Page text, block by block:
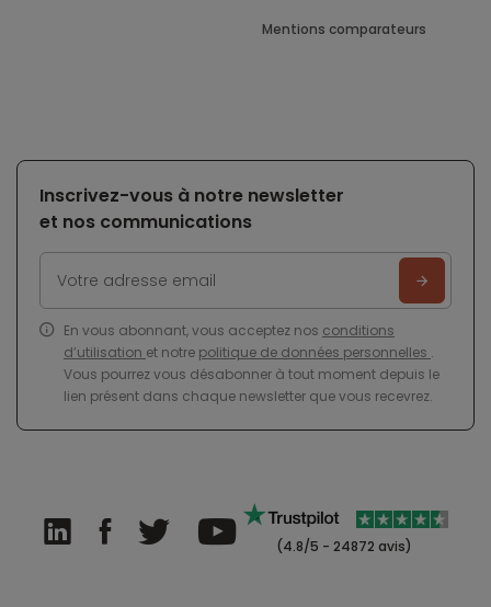
Mentions comparateurs
Inscrivez-vous à notre newsletter
et nos communications
En vous abonnant, vous acceptez nos conditions
d’utilisation et notre politique de données personnelles .
Vous pourrez vous désabonner à tout moment depuis le
lien présent dans chaque newsletter que vous recevrez.
(4.8/5 - 24872 avis)